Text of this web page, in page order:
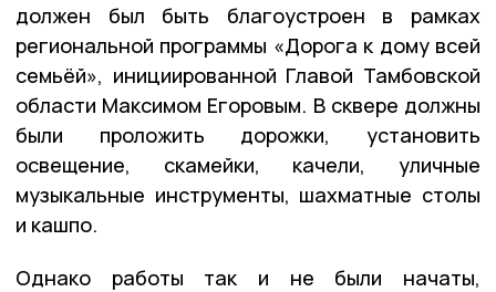
должен был быть благоустроен в рамках
региональной программы «Дорога к дому всей
семьёй», инициированной Главой Тамбовской
области Максимом Егоровым. В сквере должны
были проложить дорожки, установить
освещение, скамейки, качели, уличные
музыкальные инструменты, шахматные столы
и кашпо.
Однако работы так и не были начаты,